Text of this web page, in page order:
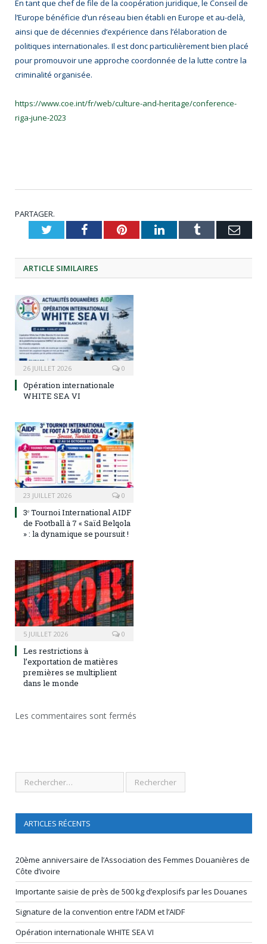
En tant que chef de file de la coopération juridique, le Conseil de
l’Europe bénéficie d’un réseau bien établi en Europe et au-delà,
ainsi que de décennies d’expérience dans l’élaboration de
politiques internationales. Il est donc particulièrement bien placé
pour promouvoir une approche coordonnée de la lutte contre la
criminalité organisée.
https://www.coe.int/fr/web/culture-and-heritage/conference-
riga-june-2023
PARTAGER.
TwitterFacebookPinterestLinkedInTumblr
ARTICLE SIMILAIRES
26 JUILLET 2026 0
Opération internationale
WHITE SEA VI
23 JUILLET 2026 0
3ᵉ Tournoi International AIDF
de Football à 7 « Saïd Belqola
» : la dynamique se poursuit !
5 JUILLET 2026 0
Les restrictions à
l’exportation de matières
premières se multiplient
dans le monde
Les commentaires sont fermés
ARTICLES RÉCENTS
20ème anniversaire de l’Association des Femmes Douanières de
Côte d’ivoire
Importante saisie de près de 500 kg d’explosifs par les Douanes
Signature de la convention entre l’ADM et l’AIDF
Opération internationale WHITE SEA VI